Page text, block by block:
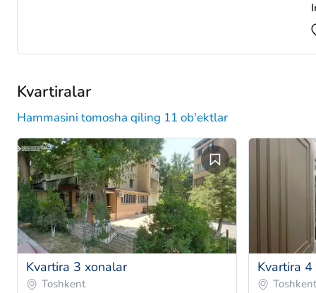
Kvartiralar
Hammasini tomosha qiling 11 ob'ektlar
Kvartira 3 xonalar
Toshkent
Kvartira
Toshkent